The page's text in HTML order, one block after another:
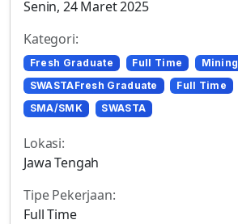
Senin, 24 Maret 2025
Kategori:
Fresh Graduate Full Time Mining
SWASTAFresh Graduate
Full Time
SMA/SMK
SWASTA
Lokasi:
Jawa Tengah
Tipe Pekerjaan:
Full Time